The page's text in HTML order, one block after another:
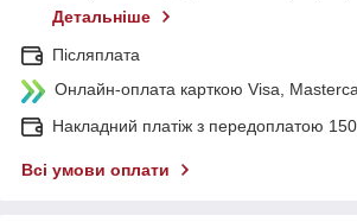
Детальніше
Післяплата
Онлайн-оплата карткою Visa,
Накладний платіж з передоплатою
Всі умови оплати